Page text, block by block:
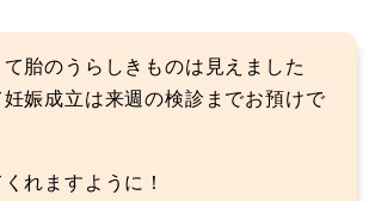
胎のうらしきものは見えました
娠成立は来週の検診までお預けで
れますように！